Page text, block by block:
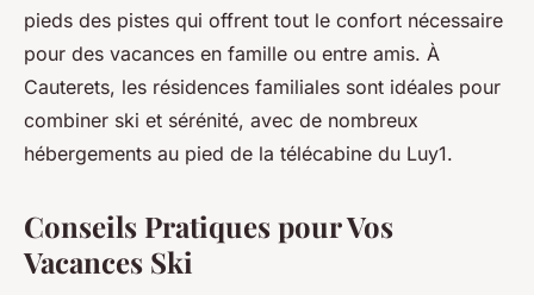
pieds des pistes qui offrent tout le confort nécessaire
pour des vacances en famille ou entre amis. À
Cauterets, les résidences familiales sont idéales pour
combiner ski et sérénité, avec de nombreux
hébergements au pied de la télécabine du Luy1.
Conseils Pratiques pour Vos
Vacances Ski